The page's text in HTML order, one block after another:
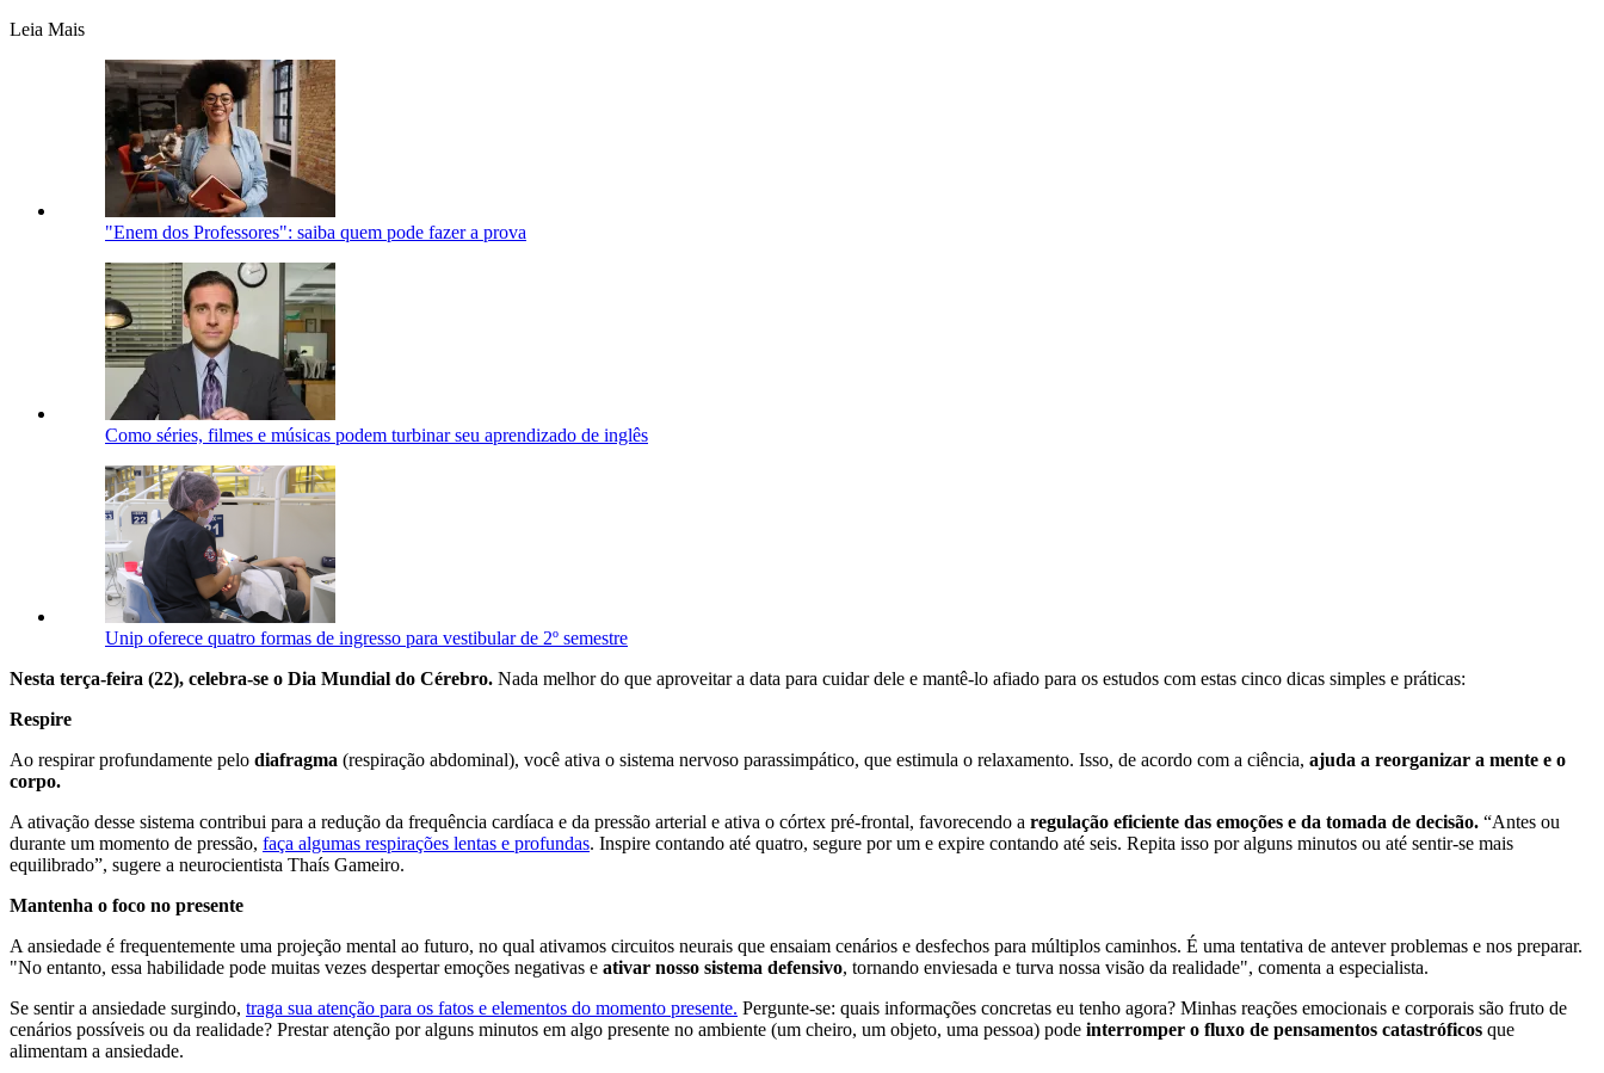
Leia Mais
"Enem dos Professores": saiba quem pode fazer a prova
Como séries, filmes e músicas podem turbinar seu aprendizado de inglês
Unip oferece quatro formas de ingresso para vestibular de 2º semestre
Nesta terça-feira (22), celebra-se o Dia Mundial do Cérebro. Nada melhor do que aproveitar a data para cuidar dele e mantê-lo afiado para os estudos com estas cinco dicas simples e práticas:
Respire
Ao respirar profundamente pelo diafragma (respiração abdominal), você ativa o sistema nervoso parassimpático, que estimula o relaxamento. Isso, de acordo com a ciência, ajuda a reorganizar a mente e o
corpo.
A ativação desse sistema contribui para a redução da frequência cardíaca e da pressão arterial e ativa o córtex pré-frontal, favorecendo a regulação eficiente das emoções e da tomada de decisão. “Antes ou
durante um momento de pressão, faça algumas respirações lentas e profundas. Inspire contando até quatro, segure por um e expire contando até seis. Repita isso por alguns minutos ou até sentir-se mais
equilibrado”, sugere a neurocientista Thaís Gameiro.
Mantenha o foco no presente
A ansiedade é frequentemente uma projeção mental ao futuro, no qual ativamos circuitos neurais que ensaiam cenários e desfechos para múltiplos caminhos. É uma tentativa de antever problemas e nos preparar.
"No entanto, essa habilidade pode muitas vezes despertar emoções negativas e ativar nosso sistema defensivo, tornando enviesada e turva nossa visão da realidade", comenta a especialista.
Se sentir a ansiedade surgindo, traga sua atenção para os fatos e elementos do momento presente. Pergunte-se: quais informações concretas eu tenho agora? Minhas reações emocionais e corporais são fruto de
cenários possíveis ou da realidade? Prestar atenção por alguns minutos em algo presente no ambiente (um cheiro, um objeto, uma pessoa) pode interromper o fluxo de pensamentos catastróficos que
alimentam a ansiedade.